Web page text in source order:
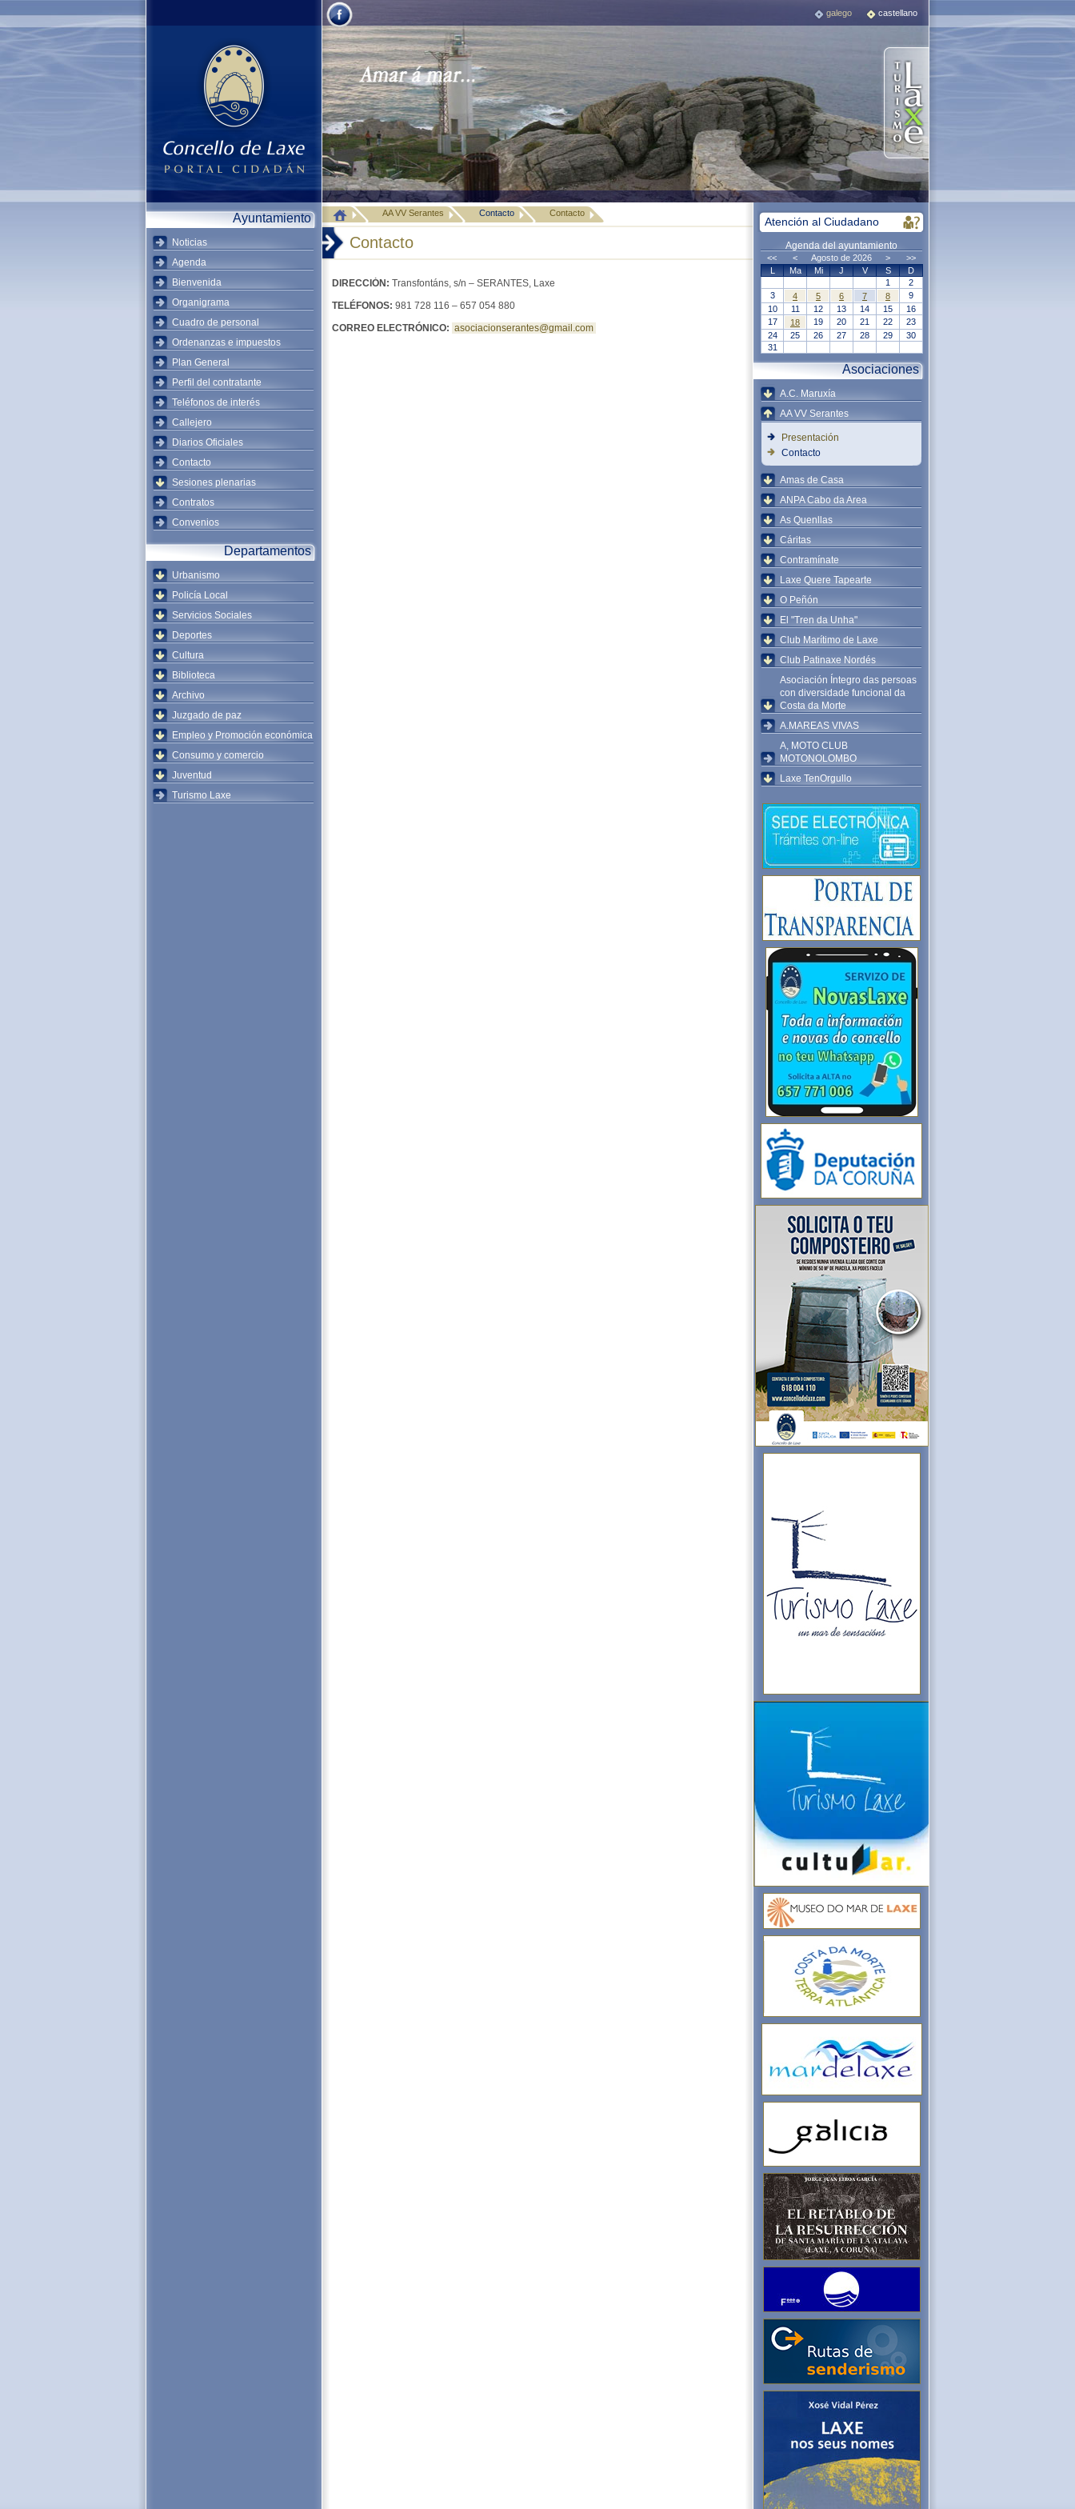
galego castellano
Ayuntamiento
Noticias
Agenda
Bienvenida
Organigrama
Cuadro de personal
Ordenanzas e impuestos
Plan General
Perfil del contratante
Teléfonos de interés
Callejero
Diarios Oficiales
Contacto
Sesiones plenarias
Contratos
Convenios
Departamentos
Urbanismo
Policía Local
Servicios Sociales
Deportes
Cultura
Biblioteca
Archivo
Juzgado de paz
Empleo y Promoción económica
Consumo y comercio
Juventud
Turismo Laxe
AA VV Serantes Contacto Contacto
Contacto
DIRECCIÓN: Transfontáns, s/n – SERANTES, Laxe
TELÉFONOS: 981 728 116 – 657 054 880
CORREO ELECTRÓNICO: asociacionserantes@gmail.com
Atención al Ciudadano
Agenda del ayuntamiento
<< < Agosto de 2026 >
>>
L
Ma Mi J V S
D
1
2
3
4 5 6 7 8
9
10
11 12 13 14 15
16
17
18 19 20 21 22
23
24
25 26 27 28 29
30
31
Asociaciones
A.C. Maruxía
AA VV Serantes
Presentación
Contacto
Amas de Casa
ANPA Cabo da Area
As Quenllas
Cáritas
Contramínate
Laxe Quere Tapearte
O Peñón
El "Tren da Unha"
Club Marítimo de Laxe
Club Patinaxe Nordés
Asociación Íntegro das persoas
con diversidade funcional da
Costa da Morte
A.MAREAS VIVAS
A, MOTO CLUB
MOTONOLOMBO
Laxe TenOrgullo